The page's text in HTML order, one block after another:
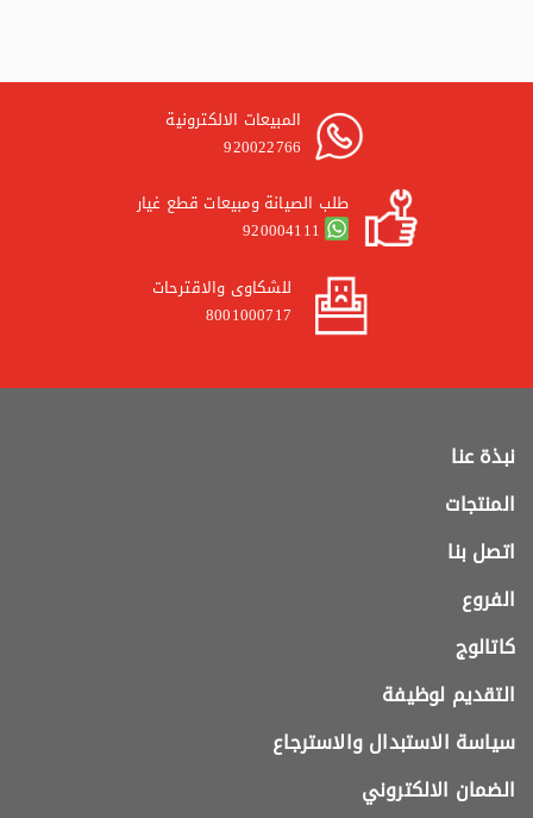
المبيعات الالكترونية
920022766
طلب الصيانة ومبيعات قطع غيار
920004111
للشكاوى والاقترحات
8001000717
نبذة عنا
المنتجات
اتصل بنا
الفروع
كاتالوج
التقديم لوظيفة
سياسة الاستبدال والاسترجاع
الضمان الالكتروني